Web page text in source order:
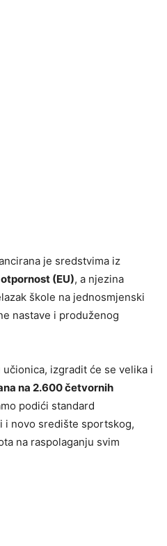
je sredstvima iz
(EU), a njezina
škole na jednosmjenski
nastave i produženog
izgradit će se velika i
na 2.600 četvornih
podići standard
i novo središte sportskog,
na raspolaganju svim